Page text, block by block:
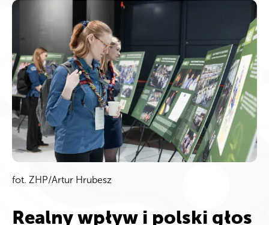
fot. ZHP/Artur Hrubesz
Realny wpływ i polski głos